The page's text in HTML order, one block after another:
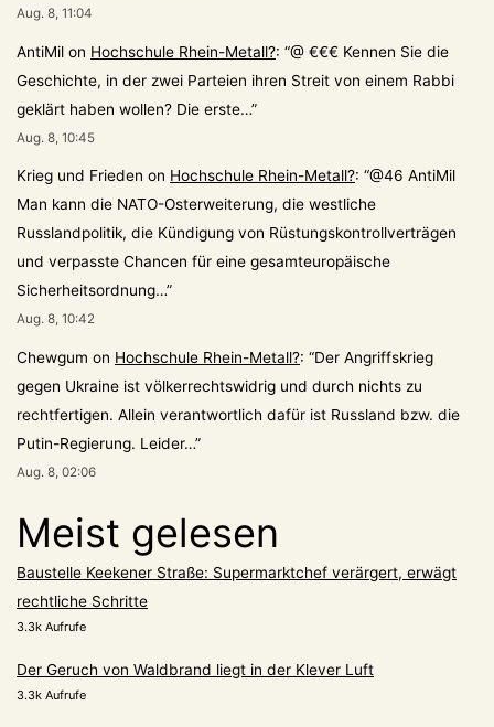
Aug. 8, 11:04
AntiMil on Hochschule Rhein-Metall?: “@ €€€ Kennen Sie die
Geschichte, in der zwei Parteien ihren Streit von einem Rabbi
geklärt haben wollen? Die erste…”
Aug. 8, 10:45
Krieg und Frieden on Hochschule Rhein-Metall?: “@46 AntiMil
Man kann die NATO-Osterweiterung, die westliche
Russlandpolitik, die Kündigung von Rüstungskontrollverträgen
und verpasste Chancen für eine gesamteuropäische
Sicherheitsordnung…”
Aug. 8, 10:42
Chewgum on Hochschule Rhein-Metall?: “Der Angriffskrieg
gegen Ukraine ist völkerrechtswidrig und durch nichts zu
rechtfertigen. Allein verantwortlich dafür ist Russland bzw. die
Putin-Regierung. Leider…”
Aug. 8, 02:06
Meist gelesen
Baustelle Keekener Straße: Supermarktchef verärgert, erwägt
rechtliche Schritte
3.3k Aufrufe
Der Geruch von Waldbrand liegt in der Klever Luft
3.3k Aufrufe